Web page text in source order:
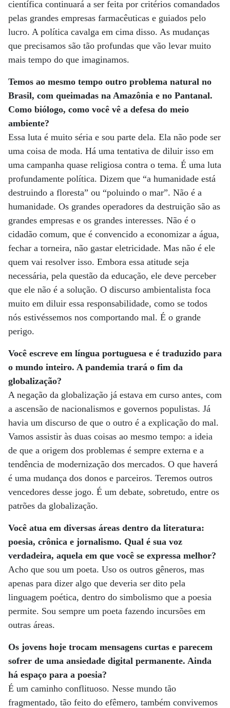
científica continuará a ser feita por critérios comandados
pelas grandes empresas farmacêuticas e guiados pelo
lucro. A política cavalga em cima disso. As mudanças
que precisamos são tão profundas que vão levar muito
mais tempo do que imaginamos.
Temos ao mesmo tempo outro problema natural no
Brasil, com queimadas na Amazônia e no Pantanal.
Como biólogo, como você vê a defesa do meio
ambiente?
Essa luta é muito séria e sou parte dela. Ela não pode ser
uma coisa de moda. Há uma tentativa de diluir isso em
uma campanha quase religiosa contra o tema. É uma luta
profundamente política. Dizem que “a humanidade está
destruindo a floresta” ou “poluindo o mar”. Não é a
humanidade. Os grandes operadores da destruição são as
grandes empresas e os grandes interesses. Não é o
cidadão comum, que é convencido a economizar a água,
fechar a torneira, não gastar eletricidade. Mas não é ele
quem vai resolver isso. Embora essa atitude seja
necessária, pela questão da educação, ele deve perceber
que ele não é a solução. O discurso ambientalista foca
muito em diluir essa responsabilidade, como se todos
nós estivéssemos nos comportando mal. É o grande
perigo.
Você escreve em língua portuguesa e é traduzido para
o mundo inteiro. A pandemia trará o fim da
globalização?
A negação da globalização já estava em curso antes, com
a ascensão de nacionalismos e governos populistas. Já
havia um discurso de que o outro é a explicação do mal.
Vamos assistir às duas coisas ao mesmo tempo: a ideia
de que a origem dos problemas é sempre externa e a
tendência de modernização dos mercados. O que haverá
é uma mudança dos donos e parceiros. Teremos outros
vencedores desse jogo. É um debate, sobretudo, entre os
patrões da globalização.
Você atua em diversas áreas dentro da literatura:
poesia, crônica e jornalismo. Qual é sua voz
verdadeira, aquela em que você se expressa melhor?
Acho que sou um poeta. Uso os outros gêneros, mas
apenas para dizer algo que deveria ser dito pela
linguagem poética, dentro do simbolismo que a poesia
permite. Sou sempre um poeta fazendo incursões em
outras áreas.
Os jovens hoje trocam mensagens curtas e parecem
sofrer de uma ansiedade digital permanente. Ainda
há espaço para a poesia?
É um caminho conflituoso. Nesse mundo tão
fragmentado, tão feito do efêmero, também convivemos